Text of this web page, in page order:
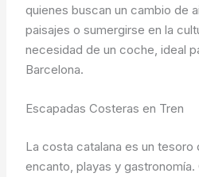
quienes buscan un cambio de
paisajes o sumergirse en la
necesidad de un coche, ideal
Barcelona.
Escapadas Costeras en Tren
La costa catalana es un tesoro
encanto, playas y gastronomía.